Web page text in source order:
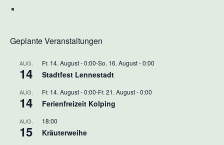
Geplante Veranstaltungen
AUG.
14
Fr. 14. August - 0:00-So. 16. August - 0:00
Stadtfest Lennestadt
AUG.
14
Fr. 14. August - 0:00-Fr. 21. August - 0:00
Ferienfreizeit Kolping
AUG.
15
18:00
Kräuterweihe